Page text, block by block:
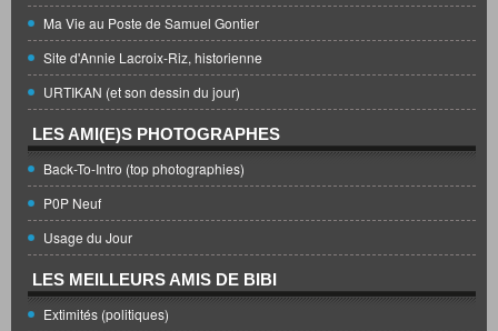
Ma Vie au Poste de Samuel Gontier
Site d'Annie Lacroix-Riz, historienne
URTIKAN (et son dessin du jour)
LES AMI(E)S PHOTOGRAPHES
Back-To-Intro (top photographies)
P0P Neuf
Usage du Jour
LES MEILLEURS AMIS DE BIBI
Extimités (politiques)